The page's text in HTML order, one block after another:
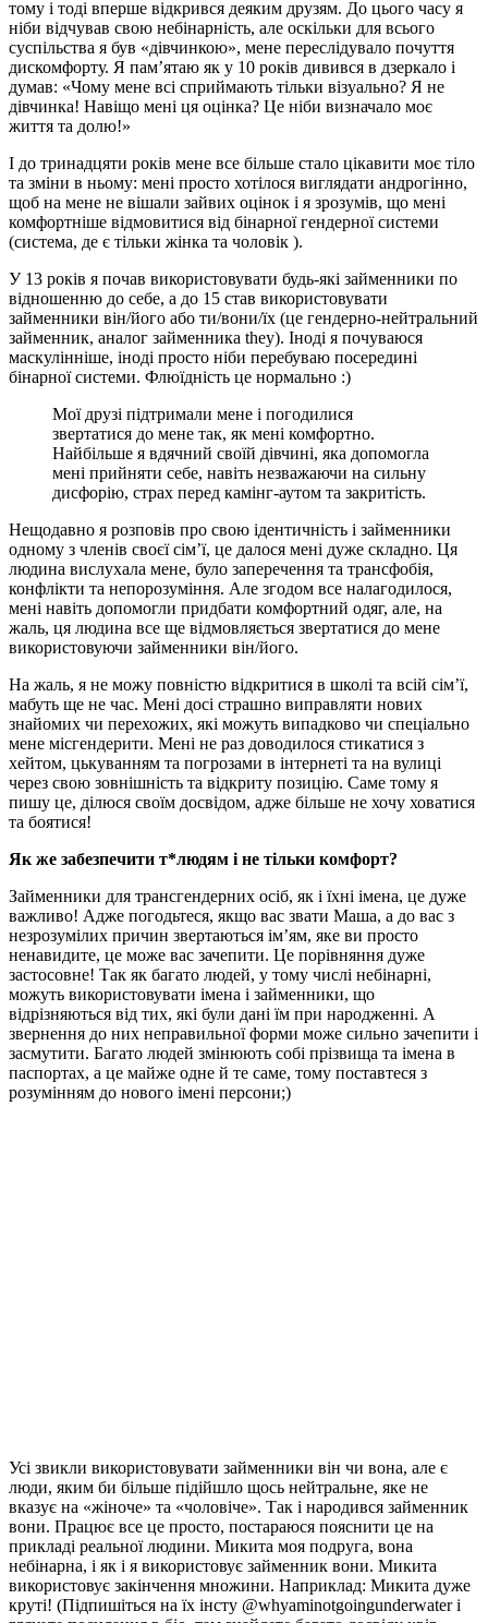
тому і тоді вперше відкрився деяким друзям. До цього часу я
ніби відчував свою небінарність, але оскільки для всього
суспільства я був «дівчинкою», мене переслідувало почуття
дискомфорту. Я пам’ятаю як у 10 років дивився в дзеркало і
думав: «Чому мене всі сприймають тільки візуально? Я не
дівчинка! Навіщо мені ця оцінка? Це ніби визначало моє
життя та долю!»
І до тринадцяти років мене все більше стало цікавити моє тіло
та зміни в ньому: мені просто хотілося виглядати андрогінно,
щоб на мене не вішали зайвих оцінок і я зрозумів, що мені
комфортніше відмовитися від бінарної гендерної системи
(система, де є тільки жінка та чоловік ).
У 13 років я почав використовувати будь-які займенники по
відношенню до себе, а до 15 став використовувати
займенники він/його або ти/вони/їх (це гендерно-нейтральний
займенник, аналог займенника they). Іноді я почуваюся
маскулінніше, іноді просто ніби перебуваю посередині
бінарної системи. Флюїдність це нормально :)
Мої друзі підтримали мене і погодилися
звертатися до мене так, як мені комфортно.
Найбільше я вдячний своїй дівчині, яка допомогла
мені прийняти себе, навіть незважаючи на сильну
дисфорію, страх перед камінг-аутом та закритість.
Нещодавно я розповів про свою ідентичність і займенники
одному з членів своєї сім’ї, це далося мені дуже складно. Ця
людина вислухала мене, було заперечення та трансфобія,
конфлікти та непорозуміння. Але згодом все налагодилося,
мені навіть допомогли придбати комфортний одяг, але, на
жаль, ця людина все ще відмовляється звертатися до мене
використовуючи займенники він/його.
На жаль, я не можу повністю відкритися в школі та всій сім’ї,
мабуть ще не час. Мені досі страшно виправляти нових
знайомих чи перехожих, які можуть випадково чи спеціально
мене місгендерити. Мені не раз доводилося стикатися з
хейтом, цькуванням та погрозами в інтернеті та на вулиці
через свою зовнішність та відкриту позицію. Саме тому я
пишу це, ділюся своїм досвідом, адже більше не хочу ховатися
та боятися!
Як же забезпечити т*людям і не тільки комфорт?
Займенники для трансгендерних осіб, як і їхні імена, це дуже
важливо! Адже погодьтеся, якщо вас звати Маша, а до вас з
незрозумілих причин звертаються ім’ям, яке ви просто
ненавидите, це може вас зачепити. Це порівняння дуже
застосовне! Так як багато людей, у тому числі небінарні,
можуть використовувати імена і займенники, що
відрізняються від тих, які були дані їм при народженні. А
звернення до них неправильної форми може сильно зачепити і
засмутити. Багато людей змінюють собі прізвища та імена в
паспортах, а це майже одне й те саме, тому поставтеся з
розумінням до нового імені персони;)
Усі звикли використовувати займенники він чи вона, але є
люди, яким би більше підійшло щось нейтральне, яке не
вказує на «жіноче» та «чоловіче». Так і народився займенник
вони. Працює все це просто, постараюся пояснити це на
прикладі реальної людини. Микита моя подруга, вона
небінарна, і як і я використовує займенник вони. Микита
використовує закінчення множини. Наприклад: Микита дуже
круті! (Підпишіться на їх інсту @whyaminotgoingunderwater і